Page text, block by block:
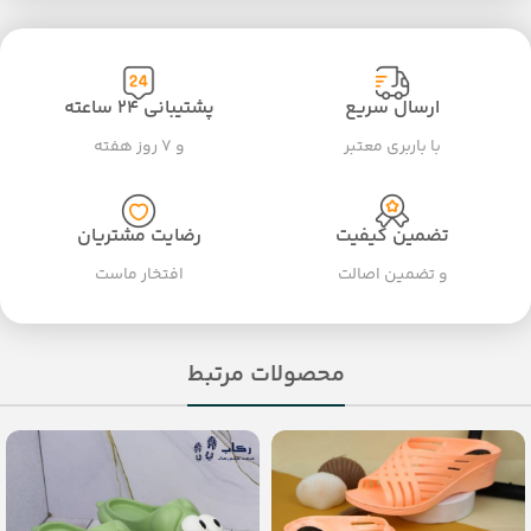
ارسال سریع
با باربری معتبر
پشتیبانی ۲۴ ساعته
و ۷ روز هفته
تضمین کیفیت
و تضمین اصالت
رضایت مشتریان
افتخار ماست
محصولات مرتبط